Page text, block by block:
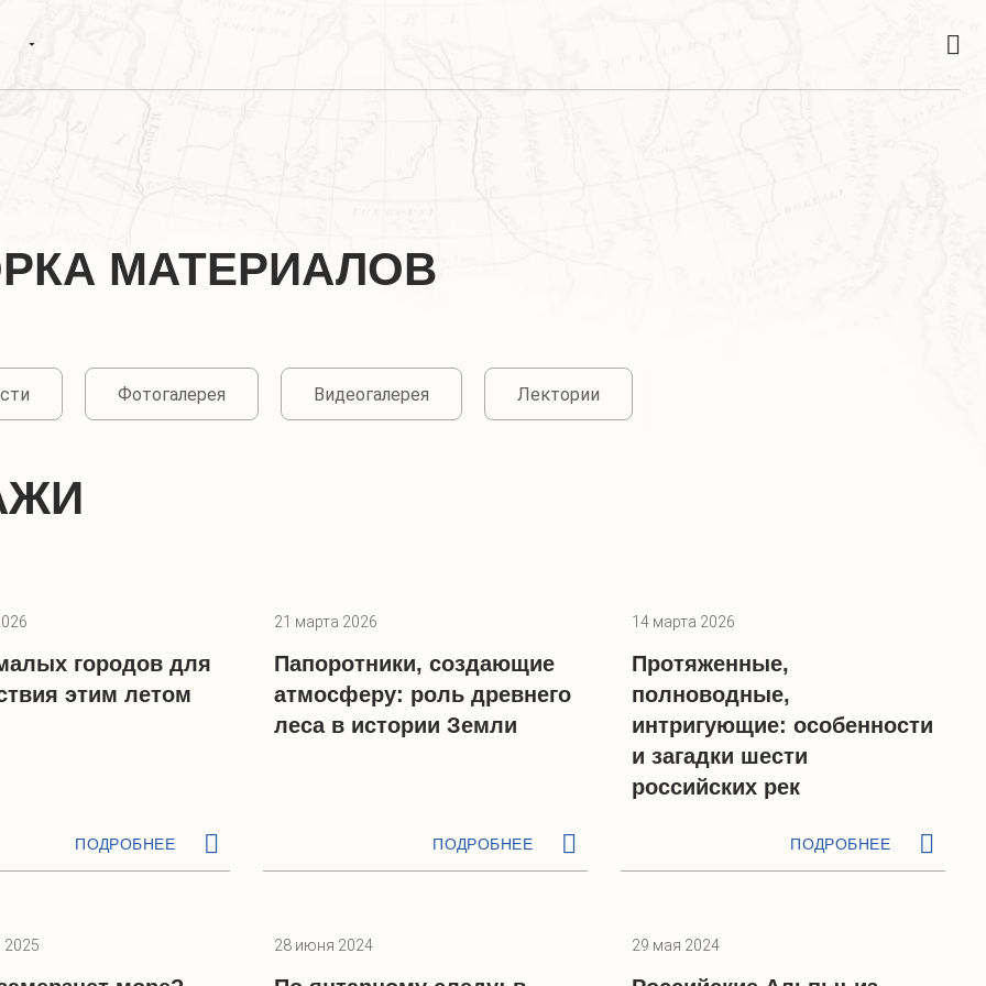
МАТЕРИАЛОВ
Фотогалерея Видеогалерея Лектории
городов для
этим летом
ПОДРОБНЕЕ
21 марта 2026
Папоротники, создающие
атмосферу: роль древнего
леса в истории Земли
ПОДРОБНЕЕ
14 марта 2026
Протяженные,
полноводные,
интригующие: особенности
и загадки шести
российских рек
ПОДРОБНЕЕ
2025 28 июня 2024 29 мая 2024